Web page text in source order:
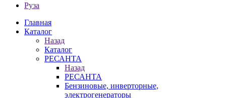
Руза
Главная
Каталог
Назад
Каталог
РЕСАНТА
Назад
РЕСАНТА
Бензиновые, инверторные,
электрогенераторы